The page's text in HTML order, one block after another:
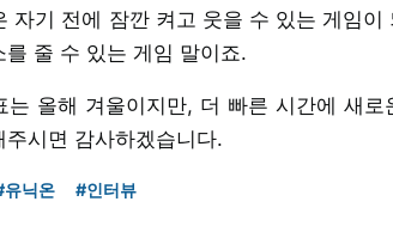
자기 전에 잠깐 켜고 웃을 수 있는 게임
를 줄 수 있는 게임 말이죠.
는 올해 겨울이지만, 더 빠른 시간에 새
주시면 감사하겠습니다.
유닉온 #인터뷰